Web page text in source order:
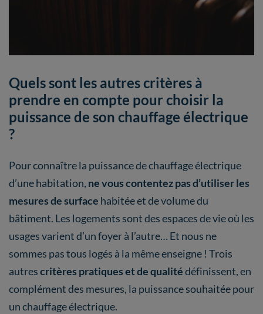
Quels sont les autres critères à
prendre en compte pour choisir la
puissance de son chauffage électrique
?
Pour connaître la puissance de chauffage électrique
d’une habitation, ne vous contentez pas d’utiliser les
mesures de surface habitée et de volume du
bâtiment. Les logements sont des espaces de vie où les
usages varient d’un foyer à l’autre… Et nous ne
sommes pas tous logés à la même enseigne ! Trois
autrescritères pratiques et de qualitédéfinissent, en
complément des mesures, la puissance souhaitée pour
un chauffage électrique.